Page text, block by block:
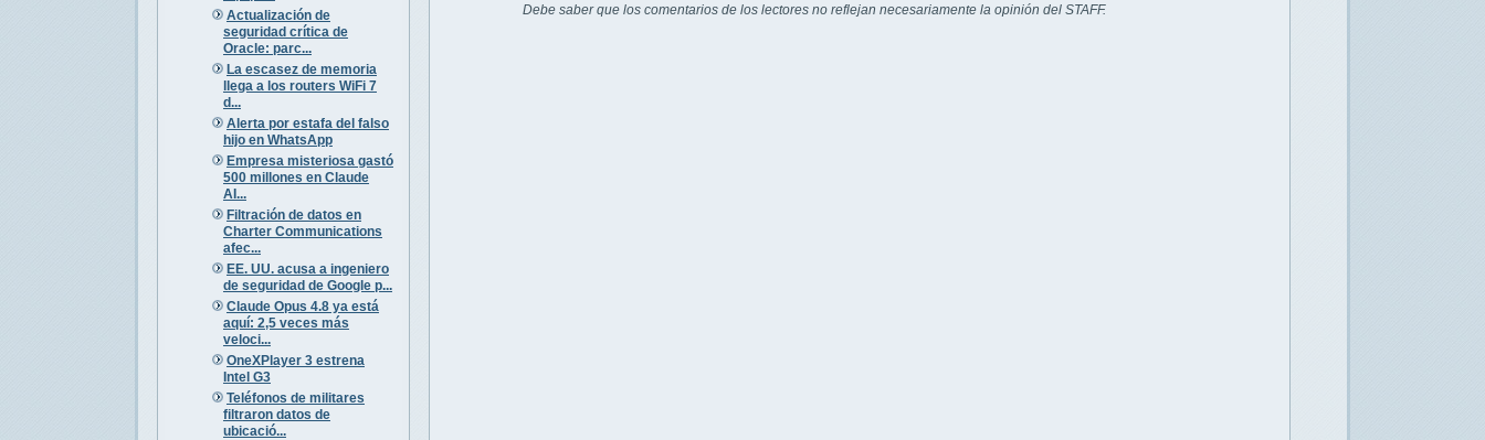
Actualización de
seguridad crítica de
Oracle: parc...
La escasez de memoria
llega a los routers WiFi 7
d...
Alerta por estafa del falso
hijo en WhatsApp
Empresa misteriosa gastó
500 millones en Claude
AI...
Filtración de datos en
Charter Communications
afec...
EE. UU. acusa a ingeniero
de seguridad de Google p...
Claude Opus 4.8 ya está
aquí: 2,5 veces más
veloci...
OneXPlayer 3 estrena
Intel G3
Teléfonos de militares
filtraron datos de
ubicació...
Debe saber que los comentarios de los lectores no reflejan necesariamente la opinión del STAFF.